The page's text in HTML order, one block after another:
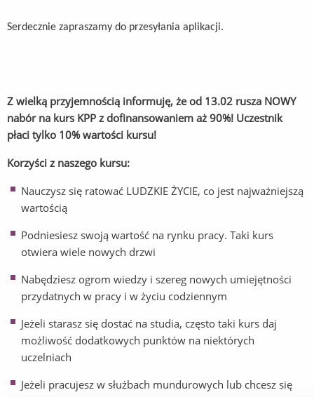
Serdecznie zapraszamy do przesyłania aplikacji.
Z wielką przyjemnością informuję, że od 13.02 rusza NOWY
nabór na kurs KPP z dofinansowaniem aż 90%! Uczestnik
płaci tylko 10% wartości kursu!
Korzyści z naszego kursu:
Nauczysz się ratować LUDZKIE ŻYCIE, co jest najważniejszą
wartością
Podniesiesz swoją wartość na rynku pracy. Taki kurs
otwiera wiele nowych drzwi
Nabędziesz ogrom wiedzy i szereg nowych umiejętności
przydatnych w pracy i w życiu codziennym
Jeżeli starasz się dostać na studia, często taki kurs daj
możliwość dodatkowych punktów na niektórych
uczelniach
Jeżeli pracujesz w służbach mundurowych lub chcesz się